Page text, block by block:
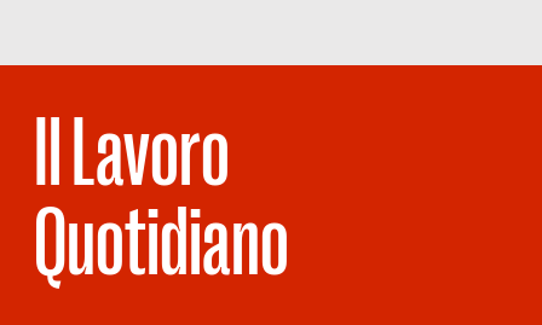
Il Lavoro
Quotidiano